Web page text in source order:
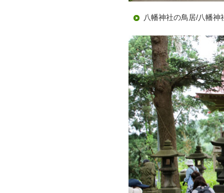
八幡神社の鳥居/八幡